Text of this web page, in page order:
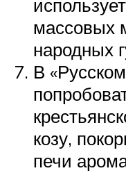
массовых
народных
В
козу,
печи